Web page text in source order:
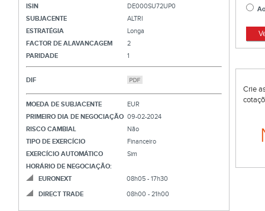
ISIN
DE000SU72UP0
SUBJACENTE
ALTRI
ESTRATÉGIA
Longa
FACTOR DE ALAVANCAGEM
2
PARIDADE
1
DIF
MOEDA DE SUBJACENTE
EUR
PRIMEIRO DIA DE NEGOCIAÇÃO 09-02-2024
RISCO CAMBIAL
Não
TIPO DE EXERCÍCIO
Financeiro
EXERCÍCIO AUTOMÁTICO
Sim
HORÁRIO DE NEGOCIAÇÃO:
EURONEXT
08h05 - 17h30
DIRECT TRADE
08h00 - 21h00
Crie